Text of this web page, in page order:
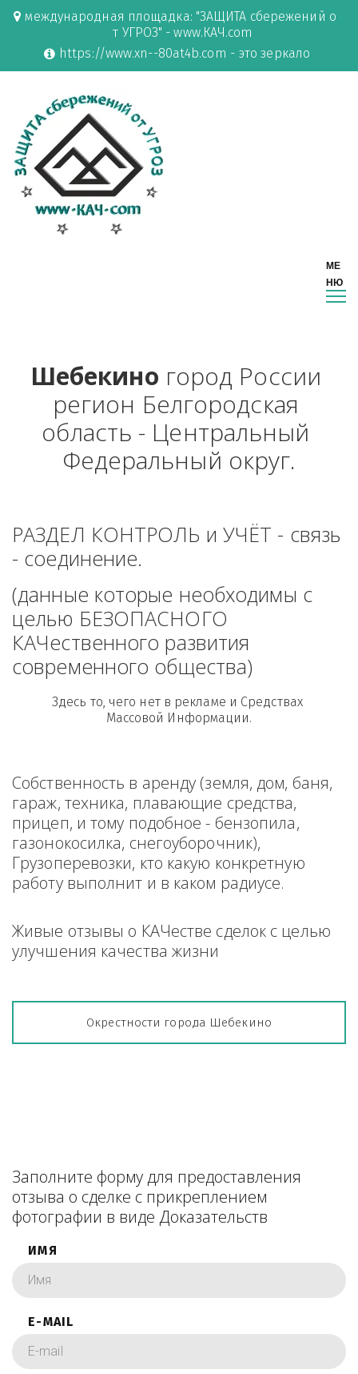
международная площадка: "ЗАЩИТА сбережений о
т УГРОЗ" - www.КАЧ.com
https://www.xn--80at4b.com - это зеркало
Шебекино город России
регион Белгородская
область - Центральный
Федеральный округ.
РАЗДЕЛ КОНТРОЛЬ и УЧЁТ - связь
- соединение.
(данные которые необходимы с
целью БЕЗОПАСНОГО
КАЧественного развития
современного общества)
Здесь то, чего нет в рекламе и Средствах
Массовой Информации.
Собственность в аренду (земля, дом, баня,
гараж, техника, плавающие средства,
прицеп, и тому подобное - бензопила,
газонокосилка, снегоуборочник),
Грузоперевозки, кто какую конкретную
работу выполнит и в каком радиусе.
Живые отзывы о КАЧестве сделок с целью
улучшения качества жизни
Окрестности города Шебекино
Заполните форму для предоставления
отзыва о сделке с прикреплением
фотографии в виде Доказательств
ИМЯ
E-MAIL